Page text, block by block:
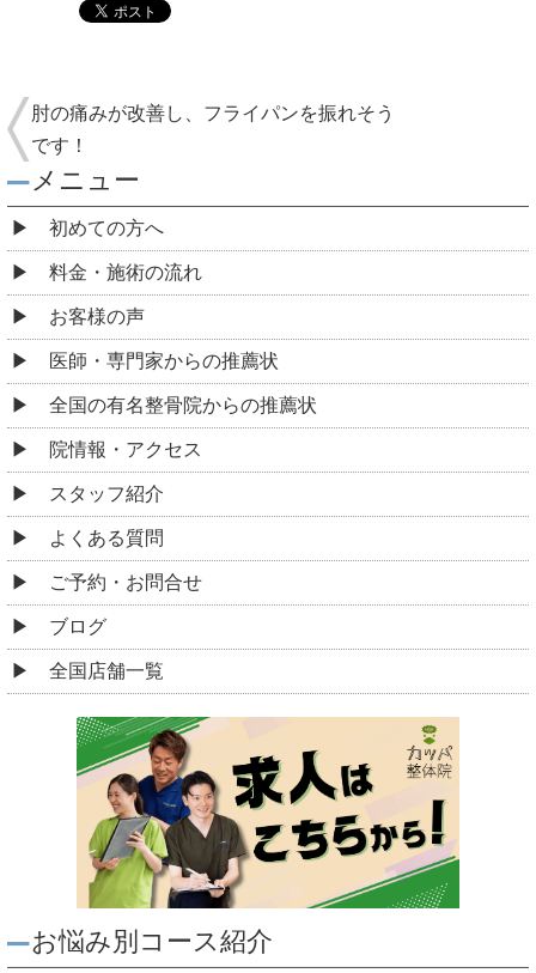
肘の痛みが改善し、フライパンを振れそう
です！
メニュー
初めての方へ
料金・施術の流れ
お客様の声
医師・専門家からの推薦状
全国の有名整骨院からの推薦状
院情報・アクセス
スタッフ紹介
よくある質問
ご予約・お問合せ
ブログ
全国店舗一覧
お悩み別コース紹介